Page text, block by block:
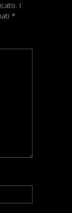
I
*